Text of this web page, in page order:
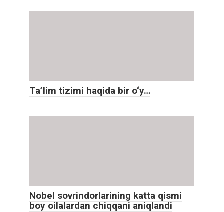
Ta’lim tizimi haqida bir o‘y…
Nobel sovrindorlarining katta qismi
boy oilalardan chiqqani aniqlandi